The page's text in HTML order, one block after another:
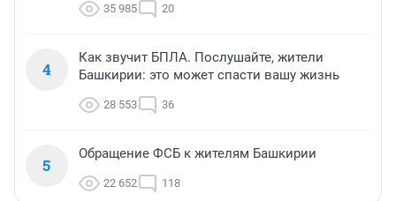
35 985 20
4
Как звучит БПЛА. Послушайте, жители
Башкирии: это может спасти вашу жизнь
28 553 36
5
Обращение ФСБ к жителям Башкирии
22 652 118